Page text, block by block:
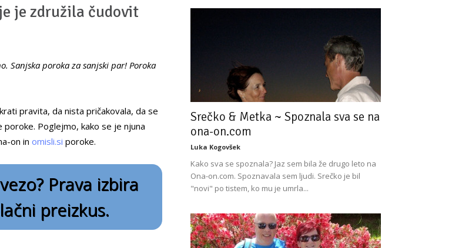
je združila čudovit
Sanjska poroka za sanjski par! Poroka
pravita, da nista pričakovala, da se
Poglejmo, kako se je njuna
on in omisli.si poroke.
Prava izbira
preizkus.
Srečko & Metka ~ Spoznala sva se na
ona-on.com
Luka Kogovšek
Kako sva se spoznala? Jaz sem bila že drugo leto na
Ona-on.com. Spoznavala sem ljudi. Srečko je bil
"novi" po tistem, ko mu je umrla...